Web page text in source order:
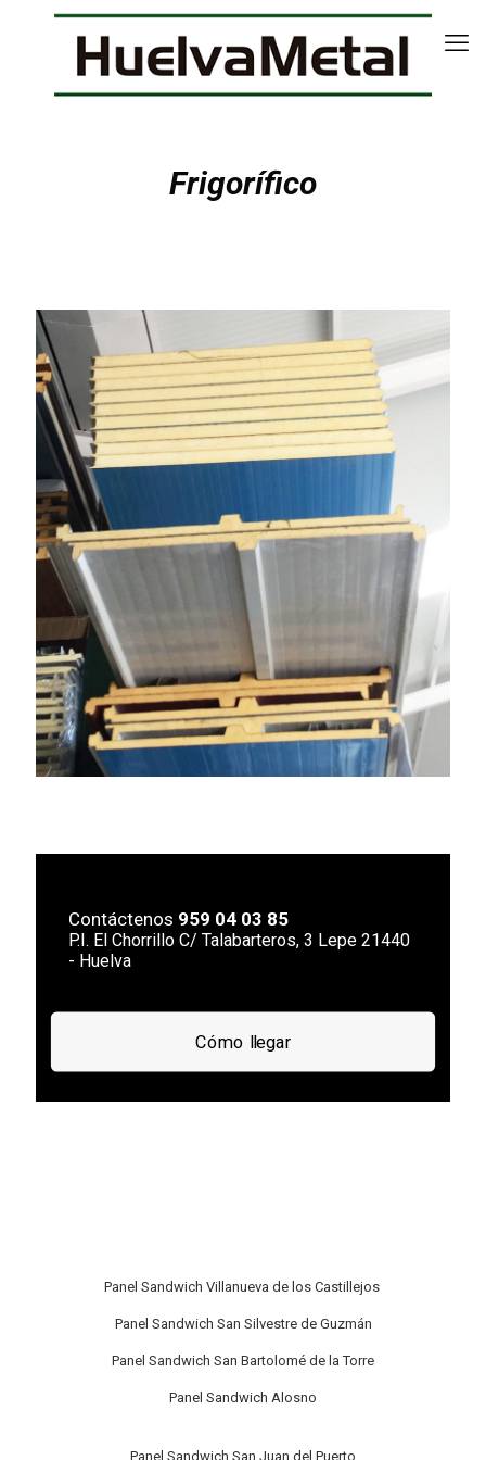
Frigorífico
Contáctenos 959 04 03 85
P.I. El Chorrillo C/ Talabarteros, 3 Lepe 21440
- Huelva
Cómo llegar
Panel Sandwich Villanueva de los Castillejos
Panel Sandwich San Silvestre de Guzmán
Panel Sandwich San Bartolomé de la Torre
Panel Sandwich Alosno
Panel Sandwich San Juan del Puerto